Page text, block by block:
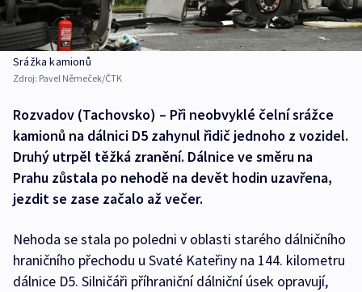
Srážka kamionů
Zdroj: Pavel Němeček/ČTK
Rozvadov (Tachovsko) – Při neobvyklé čelní srážce
kamionů na dálnici D5 zahynul řidič jednoho z vozidel.
Druhý utrpěl těžká zranění. Dálnice ve směru na
Prahu zůstala po nehodě na devět hodin uzavřena,
jezdit se zase začalo až večer.
Nehoda se stala po poledni v oblasti starého dálničního
hraničního přechodu u Svaté Kateřiny na 144. kilometru
dálnice D5. Silničáři příhraniční dálniční úsek opravují,